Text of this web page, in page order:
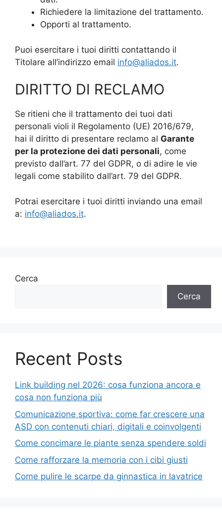
Richiedere la limitazione del trattamento.
Opporti al trattamento.
Puoi esercitare i tuoi diritti contattando il
Titolare all’indirizzo email info@aliados.it.
DIRITTO DI RECLAMO
Se ritieni che il trattamento dei tuoi dati
personali violi il Regolamento (UE) 2016/679,
hai il diritto di presentare reclamo al Garante
per la protezione dei dati personali, come
previsto dall’art. 77 del GDPR, o di adire le vie
legali come stabilito dall’art. 79 del GDPR.
Potrai esercitare i tuoi diritti inviando una email
a: info@aliados.it.
Cerca
Cerca
Recent Posts
Link building nel 2026: cosa funziona ancora e
cosa non funziona più
Comunicazione sportiva: come far crescere una
ASD con contenuti chiari, digitali e coinvolgenti
Come concimare le piante senza spendere soldi
Come rafforzare la memoria con i cibi giusti
Come pulire le scarpe da ginnastica in lavatrice